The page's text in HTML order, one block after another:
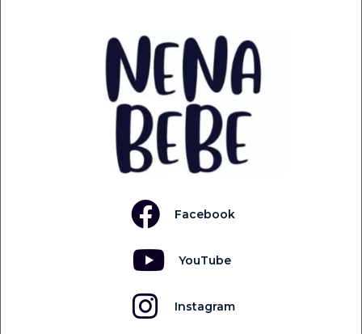
Facebook
YouTube
Instagram